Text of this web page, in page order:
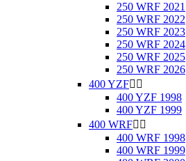
250 WRF 2021
250 WRF 2022
250 WRF 2023
250 WRF 2024
250 WRF 2025
250 WRF 2026
400 YZF 
400 YZF 1998
400 YZF 1999
400 WRF 
400 WRF 1998
400 WRF 1999